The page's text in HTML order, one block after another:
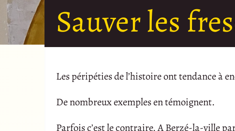
Sauver les
Les péripéties de l’histoire ont tendance à
De nombreux exemples en témoignent.
Parfois c’est le contraire. A Berzé-la-ville